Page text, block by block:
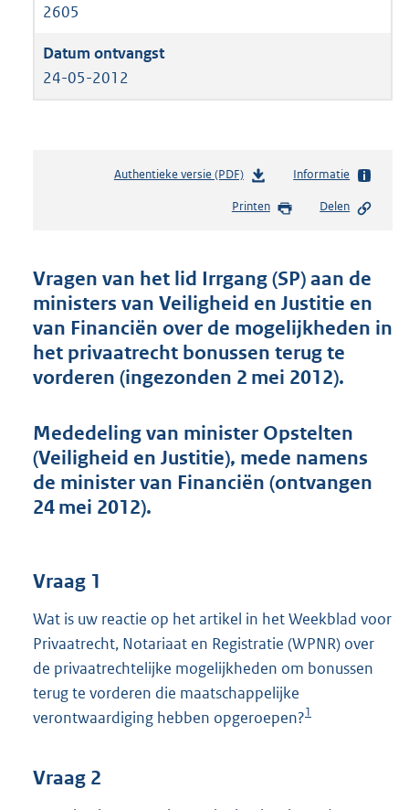
2605
24-05-2012
Authentieke versie (PDF)b
s
d
s
g
r
o
e
:
4
Informatie
Printen Delen
Vragen van het lid Irrgang (SP) aan de
ministers van Veiligheid en Justitie en
van Financiën over de mogelijkheden in
het privaatrecht bonussen terug te
vorderen (ingezonden 2 mei 2012).
Mededeling van minister Opstelten
(Veiligheid en Justitie), mede namens
de minister van Financiën (ontvangen
24 mei 2012).
Vraag 1
Wat is uw reactie op het artikel in het Weekblad voor
Privaatrecht, Notariaat en Registratie (WPNR) over
de privaatrechtelijke mogelijkheden om bonussen
terug te vorderen die maatschappelijke
verontwaardiging hebben opgeroepen?1
Vraag 2